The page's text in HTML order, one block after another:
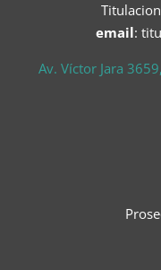
email:
Av. Víctor Jara 3659,